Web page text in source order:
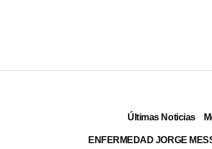
Últimas Noticias
ENFERMEDAD JORGE